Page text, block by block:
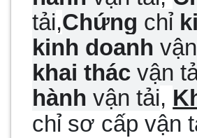
tải,Chứng chỉ
kinh doanh
khai thác vận
hành vận tải,
chỉ sơ cấp vận